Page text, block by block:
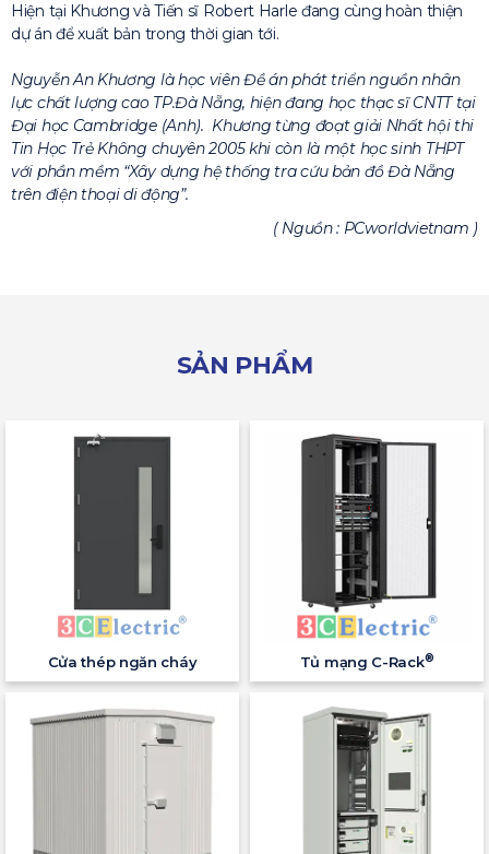
Hiện tại Khương và Tiến sĩ Robert Harle đang cùng hoàn thiện
dự án để xuất bản trong thời gian tới.
Nguyễn An Khương là học viên Đề án phát triển nguồn nhân
lực chất lượng cao TP.Đà Nẵng, hiện đang học thạc sĩ CNTT tại
Đại học Cambridge (Anh). Khương từng đoạt giải Nhất hội thi
Tin Học Trẻ Không chuyên 2005 khi còn là một học sinh THPT
với phần mềm “Xây dựng hệ thống tra cứu bản đồ Đà Nẵng
trên điện thoại di động”.
( Nguồn : PCworldvietnam )
SẢN PHẨM
Cửa thép ngăn cháy Tủ mạng C-Rack®